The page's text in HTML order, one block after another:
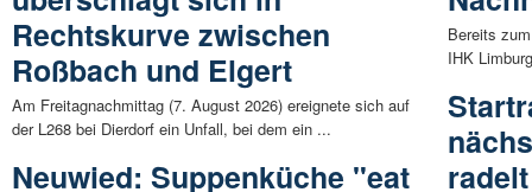
Rechtskurve zwischen
Roßbach und Elgert
Am Freitagnachmittag (7. August 2026) ereignete sich auf
der L268 bei Dierdorf ein Unfall, bei dem ein ...
Neuwied: Suppenküche "eat
Bereits
IHK